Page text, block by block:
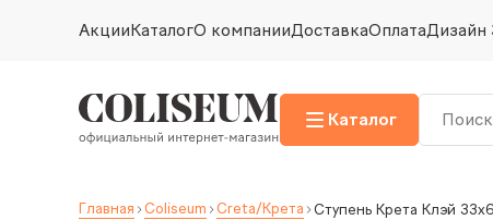
АкцииКаталогО компанииДоставкаОплатаДизайн
Каталог
Главная Coliseum Creta/Крета Ступень Крета Клэй